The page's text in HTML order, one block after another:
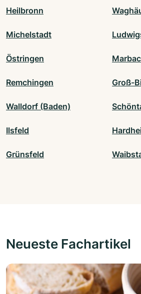
Heilbronn
Michelstadt
Östringen
Remchingen Groß-
Walldorf (Baden)
Ilsfeld
Grünsfeld
Neueste Fachartikel